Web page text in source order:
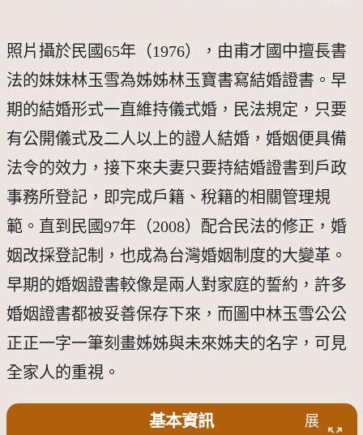
照片攝於民國65年（1976），由甫才國中擅長書
法的妹妹林玉雪為姊姊林玉寶書寫結婚證書。早
期的結婚形式一直維持儀式婚，民法規定，只要
有公開儀式及二人以上的證人結婚，婚姻便具備
法令的效力，接下來夫妻只要持結婚證書到戶政
事務所登記，即完成戶籍、稅籍的相關管理規
範。直到民國97年（2008）配合民法的修正，婚
姻改採登記制，也成為台灣婚姻制度的大變革。
早期的婚姻證書較像是兩人對家庭的誓約，許多
婚姻證書都被妥善保存下來，而圖中林玉雪公公
正正一字一筆刻畫姊姊與未來姊夫的名字，可見
全家人的重視。
基本資訊
展